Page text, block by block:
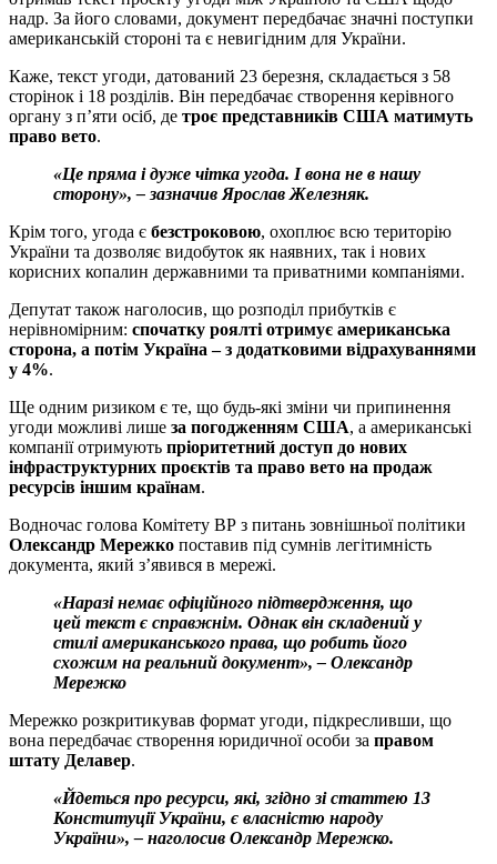
надр. За його словами, документ передбачає значні поступки
американській стороні та є невигідним для України.
Каже, текст угоди, датований 23 березня, складається з 58
сторінок і 18 розділів. Він передбачає створення керівного
органу з п’яти осіб, де троє представників США матимуть
право вето.
«Це пряма і дуже чітка угода. І вона не в нашу
сторону», – зазначив Ярослав Железняк.
Крім того, угода є безстроковою, охоплює всю територію
України та дозволяє видобуток як наявних, так і нових
корисних копалин державними та приватними компаніями.
Депутат також наголосив, що розподіл прибутків є
нерівномірним: спочатку роялті отримує американська
сторона, а потім Україна – з додатковими відрахуваннями
у 4%.
Ще одним ризиком є те, що будь-які зміни чи припинення
угоди можливі лише за погодженням США, а американські
компанії отримують пріоритетний доступ до нових
інфраструктурних проєктів та право вето на продаж
ресурсів іншим країнам.
Водночас голова Комітету ВР з питань зовнішньої політики
Олександр Мережко поставив під сумнів легітимність
документа, який з’явився в мережі.
«Наразі немає офіційного підтвердження, що
цей текст є справжнім. Однак він складений у
стилі американського права, що робить його
схожим на реальний документ», – Олександр
Мережко
Мережко розкритикував формат угоди, підкресливши, що
вона передбачає створення юридичної особи за правом
штату Делавер.
«Йдеться про ресурси, які, згідно зі статтею 13
Конституції України, є власністю народу
України», – наголосив Олександр Мережко.